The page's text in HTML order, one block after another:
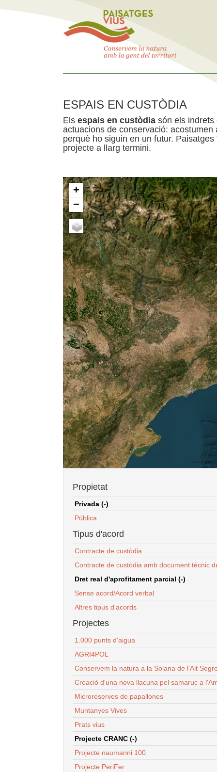
ESPAIS EN CUSTÒDIA
Els espais en custòdia són els indrets
actuacions de conservació:
perquè ho siguin en un futur.
projecte a llarg termini.
+
−
Propietat
Privada (-)
Pública
Tipus d'acord
Contracte de custòdia
Contracte de custòdia amb document tècnic
Dret real d'aprofitament parcial (-)
Sense acord/Acord verbal
Altres tipus d'acords
Projectes
1.000 punts d'aigua
AGRI4POL
Conservem la natura a la Solana de l'Alt
Creació d'una nova llacuna pel samaruc a
Microreserves de papallones
Muntanyes Vives
Prats vius
Projecte CRANC (-)
Projecte naumanni 100
Projecte PeriFer